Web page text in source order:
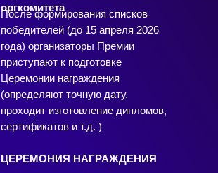
После формирования списков
победителей (до 15 апреля 2026
года) организаторы Премии
приступают к подготовке
Церемонии награждения
(определяют точную дату,
проходит изготовление дипломов,
сертификатов и т.д. )
оргкомитета
ЦЕРЕМОНИЯ НАГРАЖДЕНИЯ